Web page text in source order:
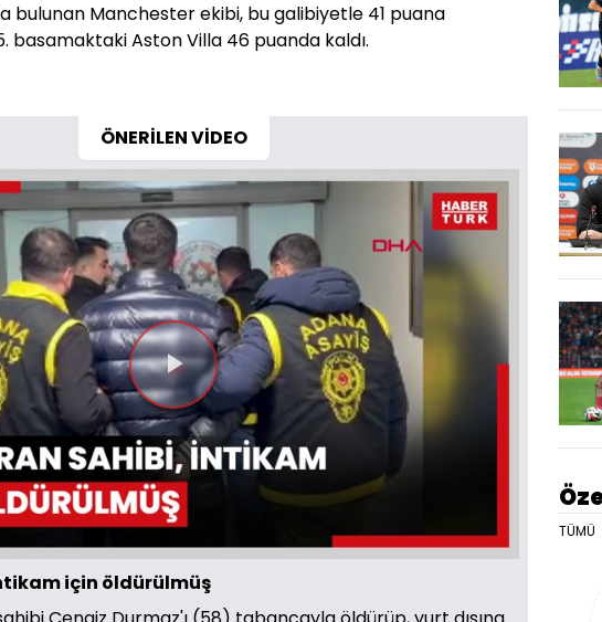
bulunan Manchester ekibi, bu galibiyetle 41 puana
basamaktaki Aston Villa 46 puanda kaldı.
ÖNERİLEN VİDEO
Videoyu
Oynat
için öldürülmüş
TÜMÜ